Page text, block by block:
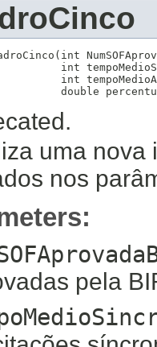
int
int
double
uma nova
nos
pela